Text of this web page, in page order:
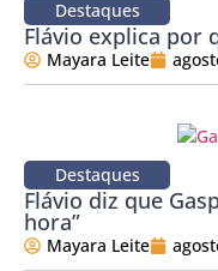
Destaques
Flávio explica por
Mayara Leite
Destaques
Flávio diz que
hora”
Mayara Leite